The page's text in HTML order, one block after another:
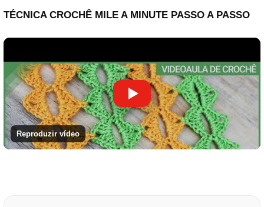
TÉCNICA CROCHÊ MILE A MINUTE PASSO A PASSO
Reproduzir vídeo